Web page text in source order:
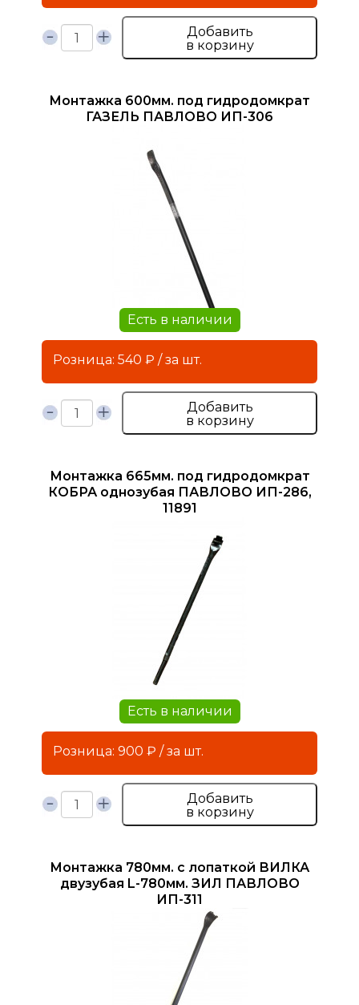
Добавить
в корзину
Монтажка 600мм. под гидродомкрат
ГАЗЕЛЬ ПАВЛОВО ИП-306
Есть в наличии
Розница: 540 ₽ / за шт.
Добавить
в корзину
Монтажка 665мм. под гидродомкрат
КОБРА однозубая ПАВЛОВО ИП-286,
11891
Есть в наличии
Розница: 900 ₽ / за шт.
Добавить
в корзину
Монтажка 780мм. с лопаткой ВИЛКА
двузубая L-780мм. ЗИЛ ПАВЛОВО
ИП-311